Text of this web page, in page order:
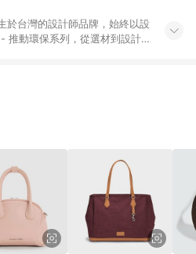
台灣的設計師品牌，始終以設
推動環保系列，從選材到設計